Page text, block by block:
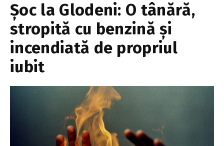
Șoc la Glodeni: O tânără,
stropită cu benzină și
incendiată de propriul
iubit